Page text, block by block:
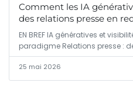
Comment les IA
des relations presse en
EN BREF IA génératives et
paradigme Relations presse :
25 mai 2026